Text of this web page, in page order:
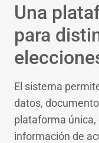
Una
para
El sistema
datos,
plataforma única,
información de